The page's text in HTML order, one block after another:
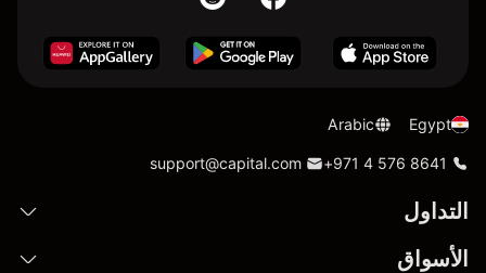
Egypt
Arabic
+971 4 576 8641
support@capital.com
التداول
الأسواق